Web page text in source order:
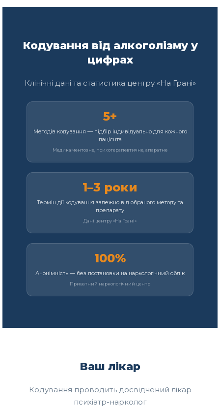
Кодування від алкоголізму у
цифрах
Клінічні дані та статистика центру «На Грані»
5+
Методів кодування — підбір індивідуально для кожного
пацієнта
Медикаментозне, психотерапевтичне, апаратне
1–3 роки
Термін дії кодування залежно від обраного методу та
препарату
Дані центру «На Грані»
100%
Анонімність — без постановки на наркологічний облік
Приватний наркологічний центр
Ваш лікар
Кодування проводить досвідчений лікар
психіатр-нарколог